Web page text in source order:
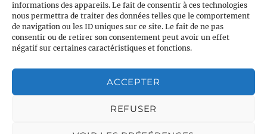
informations des appareils. Le fait de consentir à ces technologies
nous permettra de traiter des données telles que le comportement
de navigation ou les ID uniques sur ce site. Le fait de ne pas
consentir ou de retirer son consentement peut avoir un effet
négatif sur certaines caractéristiques et fonctions.
ACCEPTER
REFUSER
Psychologique Pègre Queer Religion Rome
Sans orga Sentiments Sociétal Space Opera
Stress Tranche de vie Vie de couple École
VOUS AVEZ ENRICHI UN SCÉNARIO ?
faire profiter de futurs organisateurs! La marche à